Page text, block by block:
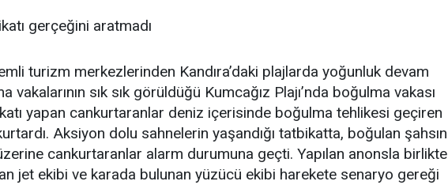
gerçeğini aratmadı
turizm merkezlerinden Kandıra’daki plajlarda yoğunluk devam
vakalarının sık sık görüldüğü Kumcağız Plajı’nda boğulma vakası
yapan cankurtaranlar deniz içerisinde boğulma tehlikesi geçiren
Aksiyon dolu sahnelerin yaşandığı tatbikatta, boğulan şahsın
cankurtaranlar alarm durumuna geçti. Yapılan anonsla birlikte
jet ekibi ve karada bulunan yüzücü ekibi harekete senaryo gereği